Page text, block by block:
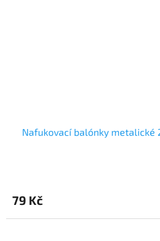
Nafukovací balónky metalické
79 Kč